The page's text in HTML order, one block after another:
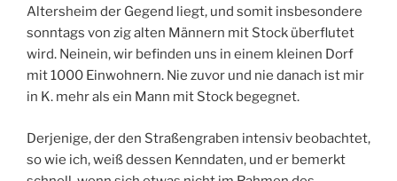
Altersheim der Gegend liegt, und somit insbesondere
sonntags von zig alten Männern mit Stock überflutet
wird. Neinein, wir befinden uns in einem kleinen Dorf
mit 1000 Einwohnern. Nie zuvor und nie danach ist mir
in K. mehr als ein Mann mit Stock begegnet.
Derjenige, der den Straßengraben intensiv beobachtet,
so wie ich, weiß dessen Kenndaten, und er bemerkt